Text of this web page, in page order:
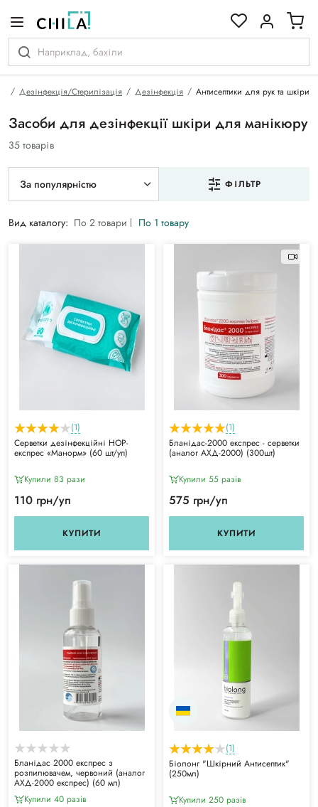
Дезінфекція/Стерилізація Дезінфекція Антисептики для рук та шкіри
Засоби для дезінфекції шкіри для манікюру
35 товарів
За популярністю ФІЛЬТР
Вид каталогу: По 2 товари По 1 товару
(1)
Серветки дезінфекційні НОР-
експрес «Манорм» (60 шт/уп)
Купили 83 рази
110 грн/уп
КУПИТИ
(1)
Бланідас-2000 експрес - серветки
(аналог АХД-2000) (300шт)
Купили 55 разiв
575 грн/уп
КУПИТИ
Бланідас 2000 експрес з
розпилювачем, червоний (аналог
АХД-2000 експрес) (60 мл)
Купили 40 разiв
(1)
Біолонг "Шкірний Антисептик"
(250мл)
Купили 250 разiв
гамі